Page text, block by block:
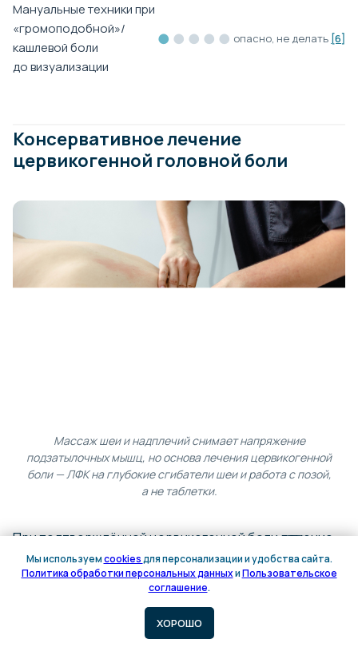
Мануальные техники при
«громоподобной»/
кашлевой боли
до визуализации
● ●●●● опасно, не делать [6]
Консервативное лечение
цервикогенной головной боли
Массаж шеи и надплечий снимает напряжение
подзатылочных мышц, но основа лечения цервикогенной
боли — ЛФК на глубокие сгибатели шеи и работа с позой,
а не таблетки.
При подтверждённой цервикогенной боли лечение
— консервативное и без операции. Задача
не «обезболить», а убрать причину: разгрузить
верхнюю шею, вернуть ей подвижность и научить
мышцы держать голову без перенапряжения.
У большинства пациентов заметное облегчение
Мы используемcookiesдля персонализации и удобства сайта.
Политика обработки персональных данныхиПользовательское
соглашение.
ХОРОШО
Онлайн
Онлайн